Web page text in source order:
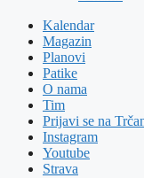
Kalendar
Magazin
Planovi
Patike
O nama
Tim
Prijavi se na
Instagram
Youtube
Strava